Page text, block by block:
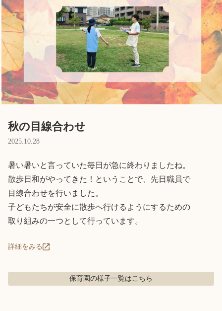
投資家情報 採用情報
Language
ホーム
利用者の声
秋の目線合わせ
2025.10.28
暑い暑いと言っていた毎日が急に終わりましたね。
散歩日和がやってきた！ということで、先日職員で
目線合わせを行いました。
子どもたちが安全に散歩へ行けるようにするための
取り組みの一つとして行っています。
詳細をみる
保育園の様子一覧はこちら